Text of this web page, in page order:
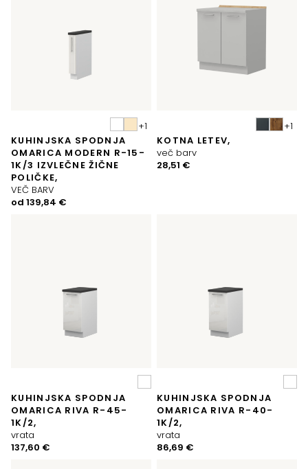
KUHINJSKA SPODNJA
OMARICA MODERN R-15-
1K/3 IZVLEČNE ŽIČNE
POLIČKE,
VEČ BARV
od 139,84 €
KOTNA LETEV,
več barv
28,51 €
KUHINJSKA SPODNJA
OMARICA RIVA R-45-
1K/2,
vrata
137,60 €
KUHINJSKA SPODNJA
OMARICA RIVA R-40-
1K/2,
vrata
86,69 €